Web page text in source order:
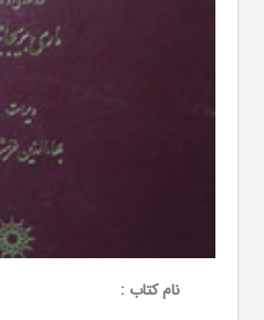
نام کتاب :